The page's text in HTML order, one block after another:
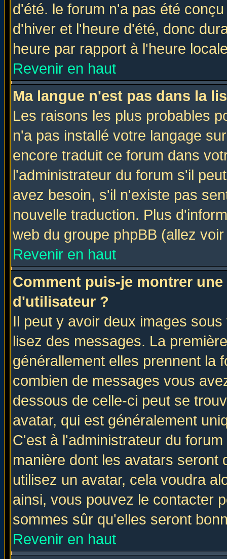
d'été. le forum n'a pas été
d'hiver et l'heure d'été, donc
heure par rapport à l'heure
Revenir en haut
Ma langue n'est pas dans la
Les raisons les plus probables
n'a pas installé votre langage
encore traduit ce forum dans
l'administrateur du forum s'il
avez besoin, s'il n'existe pas
nouvelle traduction. Plus
web du groupe phpBB (allez
Revenir en haut
Comment puis-je montrer
d'utilisateur ?
Il peut y avoir deux images
lisez des messages. La
générallement elles prennent la
combien de messages vous
dessous de celle-ci peut se
avatar, qui est généralement
C'est à l'administrateur du
manière dont les avatars seront
utilisez un avatar, cela voudra
ainsi, vous pouvez le contacter
sommes sûr qu'elles seront
Revenir en haut